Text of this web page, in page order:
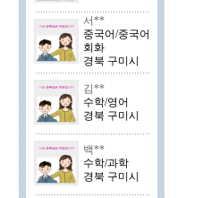
서**
중국어/중국어
회화
경북 구미시
김**
수학/영어
경북 구미시
백**
수학/과학
경북 구미시